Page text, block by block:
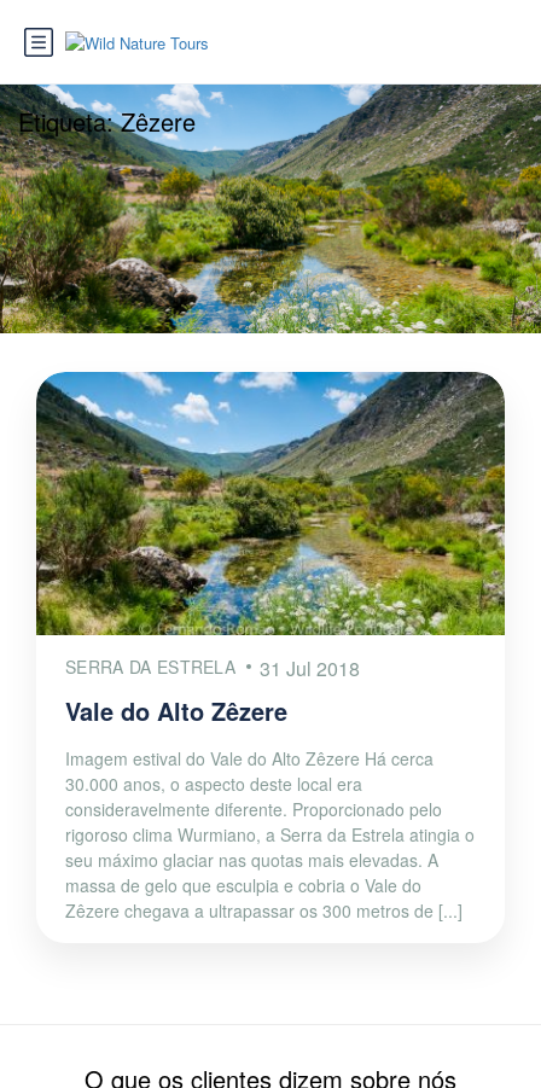
Etiqueta:Zêzere
SERRA DA ESTRELA 31 Jul 2018
Vale do Alto Zêzere
Imagem estival do Vale do Alto Zêzere Há cerca
30.000 anos, o aspecto deste local era
consideravelmente diferente. Proporcionado pelo
rigoroso clima Wurmiano, a Serra da Estrela atingia o
seu máximo glaciar nas quotas mais elevadas. A
massa de gelo que esculpia e cobria o Vale do
Zêzere chegava a ultrapassar os 300 metros de [...]
O que os clientes dizem sobre nós